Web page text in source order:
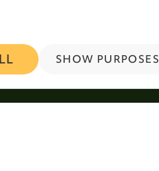
SHOW PURPOSES